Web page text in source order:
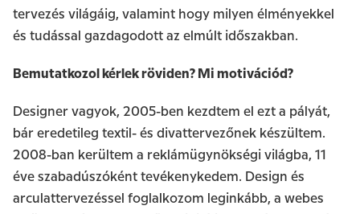
tervezés világáig, valamint hogy milyen élményekkel
és tudással gazdagodott az elmúlt időszakban.
Bemutatkozol kérlek röviden? Mi motivációd?
Designer vagyok, 2005-ben kezdtem el ezt a pályát,
bár eredetileg textil- és divattervezőnek készültem.
2008-ban kerültem a reklámügynökségi világba, 11
éve szabadúszóként tevékenykedem. Design és
arculattervezéssel foglalkozom leginkább, a webes